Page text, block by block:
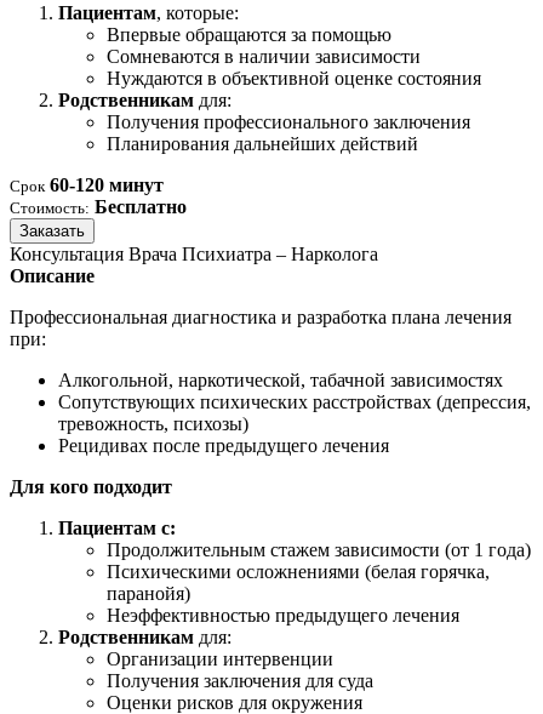
Пациентам, которые:
Впервые обращаются за помощью
Сомневаются в наличии зависимости
Нуждаются в объективной оценке состояния
Родственникам для:
Получения профессионального заключения
Планирования дальнейших действий
Срок 60-120 минут
Стоимость: Бесплатно
Заказать
Консультация Врача Психиатра – Нарколога
Описание
Профессиональная диагностика и разработка плана лечения
при:
Алкогольной, наркотической, табачной зависимостях
Сопутствующих психических расстройствах (депрессия,
тревожность, психозы)
Рецидивах после предыдущего лечения
Для кого подходит
Пациентам с:
Продолжительным стажем зависимости (от 1 года)
Психическими осложнениями (белая горячка,
паранойя)
Неэффективностью предыдущего лечения
Родственникам для:
Организации интервенции
Получения заключения для суда
Оценки рисков для окружения